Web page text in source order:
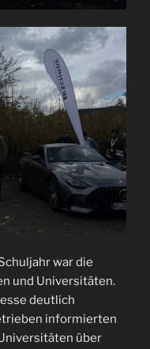
war die
und Universitäten.
deutlich
informierten
über